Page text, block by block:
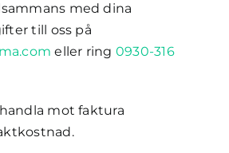
med dina
till oss på
eller ring 0930-316
mot faktura